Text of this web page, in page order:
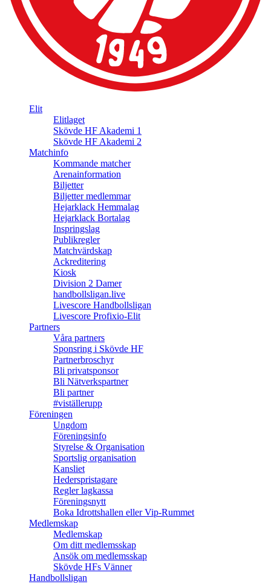
Elit
Elitlaget
Skövde HF Akademi 1
Skövde HF Akademi 2
Matchinfo
Kommande matcher
Arenainformation
Biljetter
Biljetter medlemmar
Hejarklack Hemmalag
Hejarklack Bortalag
Inspringslag
Publikregler
Matchvärdskap
Ackreditering
Kiosk
Division 2 Damer
handbollsligan.live
Livescore Handbollsligan
Livescore Profixio-Elit
Partners
Våra partners
Sponsring i Skövde HF
Partnerbroschyr
Bli privatsponsor
Bli Nätverkspartner
Bli partner
#viställerupp
Föreningen
Ungdom
Föreningsinfo
Styrelse & Organisation
Sportslig organisation
Kansliet
Hederspristagare
Regler lagkassa
Föreningsnytt
Boka Idrottshallen eller Vip-Rummet
Medlemskap
Medlemskap
Om ditt medlemsskap
Ansök om medlemsskap
Skövde HFs Vänner
Handbollsligan